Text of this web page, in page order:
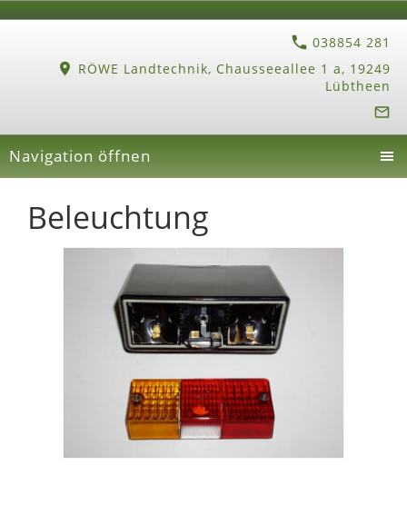
038854 281
RÖWE Landtechnik, Chausseeallee 1 a, 19249
Lübtheen
Navigation öffnen
Beleuchtung